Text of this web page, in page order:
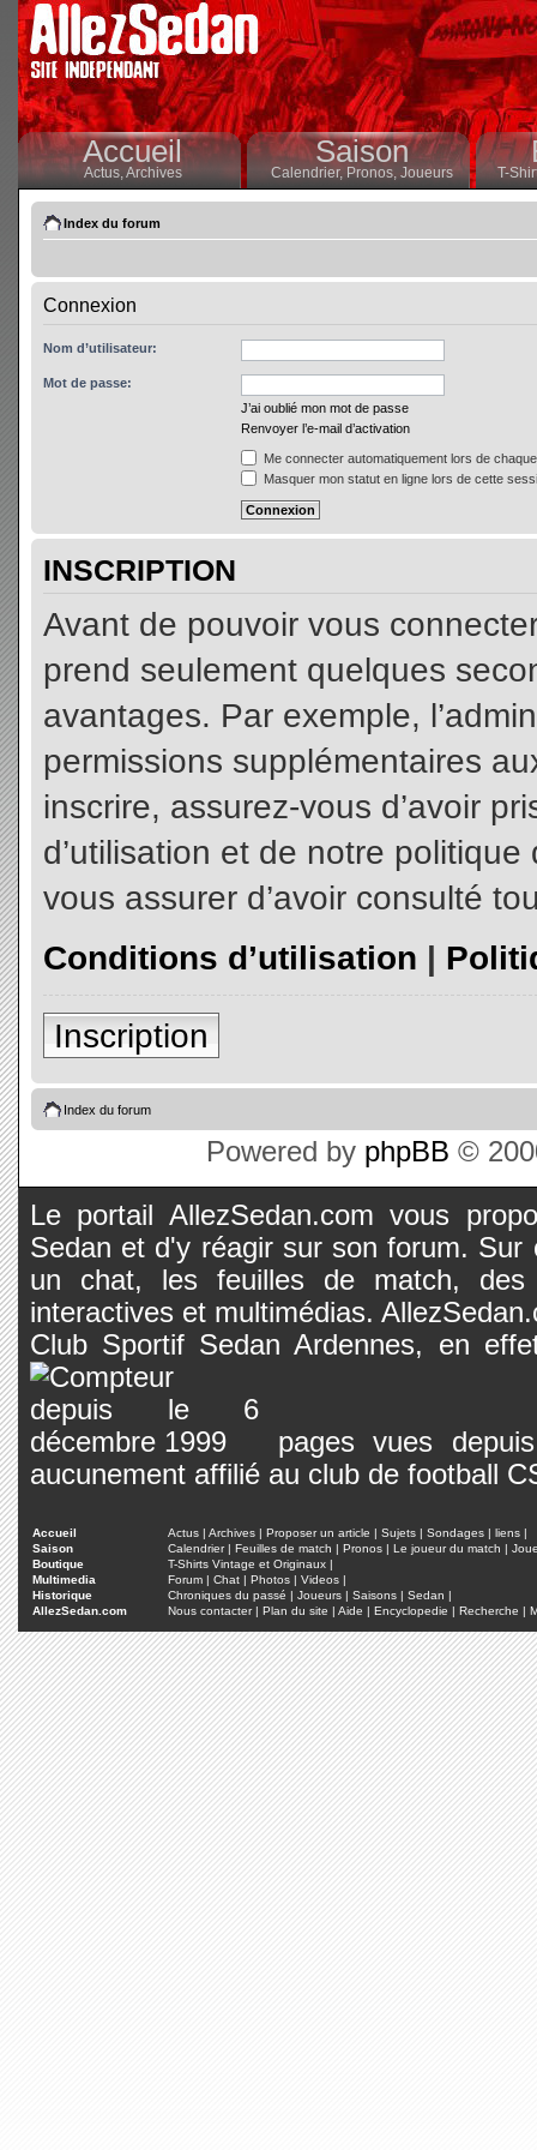
Accueil
Actus,Archives
Saison
Calendrier,Pronos, Joueurs T-
Index du forum
Connexion
Nom d’utilisateur:
Mot de passe:
J’ai oublié mon mot de passe
Renvoyer l’e-mail d’activation
Me connecter automatiquement lors de
Masquer mon statut en ligne lors de cette
INSCRIPTION
Avant de pouvoir vous
prend seulement quelques
avantages. Par exemple,
permissions supplémentaires
inscrire, assurez-vous d’avoir
d’utilisation et de notre
vous assurer d’avoir consulté
Conditions d’utilisation |
Inscription
Index du forum
Powered by phpBB ©
Le portail AllezSedan.com vous
Sedan et d'y réagir sur son forum.
un chat, les feuilles de match, des
interactives et multimédias.
Club Sportif Sedan Ardennes, en
pages vues
aucunement affilié au club de football
Accueil Actus | Archives | Proposer un article | Sujets | Sondages | liens |
Saison
Calendrier| Feuilles de match | Pronos | Le joueur du match |
Boutique
T-Shirts Vintage et Originaux |
Multimedia
Forum | Chat | Photos | Videos |
Historique
Chroniques du passé | Joueurs | Saisons | Sedan |
AllezSedan.com
Nous contacter| Plan du site | Aide | Encyclopedie | Recherche |